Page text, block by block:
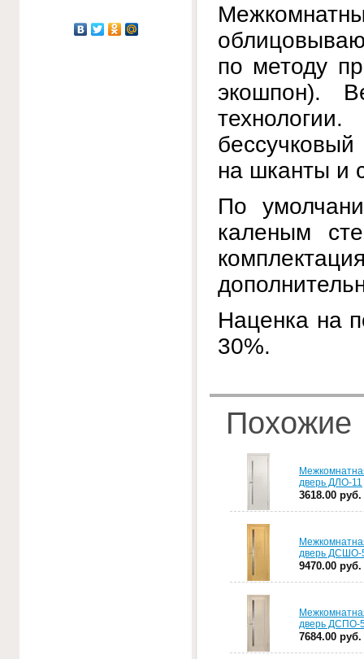
по методу
экошпон).
на шканты и
По
каленым
Наценка на
30%.
Похожие
дверь ДЛО-11
3618.00 руб.
дверь ДСШО-
9470.00 руб.
дверь ДСПО-
7684.00 руб.